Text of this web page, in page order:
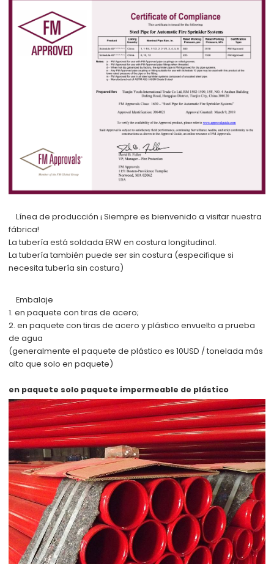
Línea de producción ¡ Siempre es bienvenido a visitar nuestra
fábrica!
La tubería está soldada ERW en costura longitudinal.
La tubería también puede ser sin costura (especifique si
necesita tubería sin costura)
Embalaje
1. en paquete con tiras de acero;
2. en paquete con tiras de acero y plástico envuelto a prueba
de agua
(generalmente el paquete de plástico es 10USD / tonelada más
alto que solo en paquete)
en paquete solo paquete impermeable de plástico